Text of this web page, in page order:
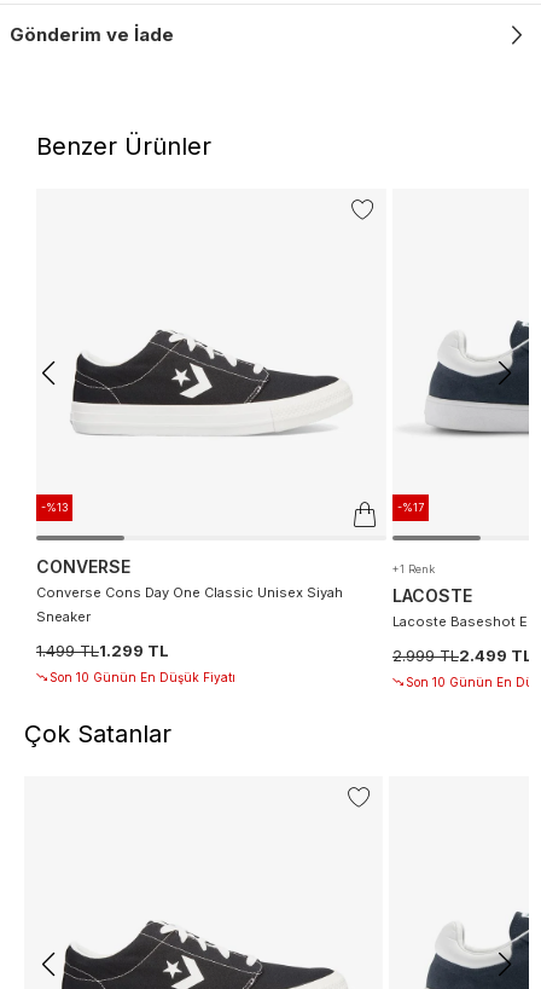
Gönderim ve İade
Benzer Ürünler
-%13
CONVERSE
Converse Cons Day One Classic Unisex Siyah
Sneaker
1.499 TL1.299 TL
Son 10 Günün En Düşük Fiyatı
-%17
+1 Renk
LACOSTE
Lacoste Baseshot
2.999 TL2.499 TL
Son 10 Günün En
Çok Satanlar